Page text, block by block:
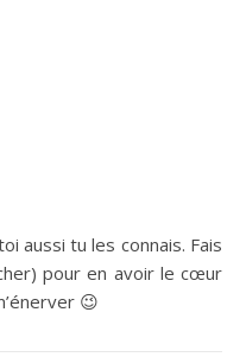
aussi tu les connais. Fais
pour en avoir le cœur
😉